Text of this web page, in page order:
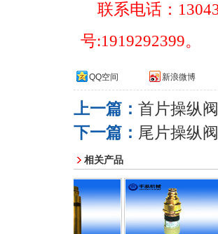
联系电话：
号:1919292399。
QQ空间 新浪微博
上一篇： 首片操纵阀
下一篇： 尾片操纵阀
相关产品